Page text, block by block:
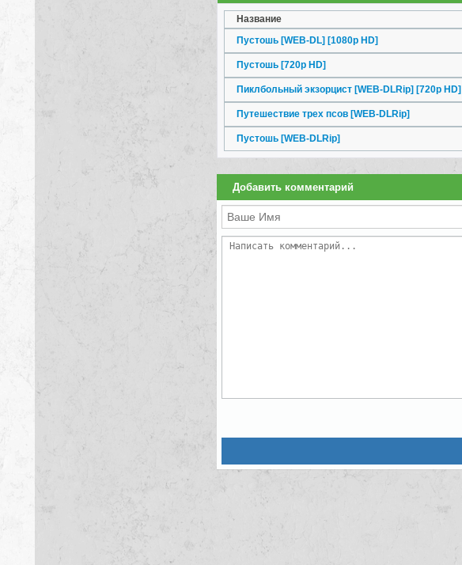
Название
Пустошь [WEB-DL] [1080p HD]
Пустошь [720p HD]
Пиклбольный экзорцист [WEB-DLRip] [720p HD]
Путешествие трех псов [WEB-DLRip]
Пустошь [WEB-DLRip]
Добавить комментарий